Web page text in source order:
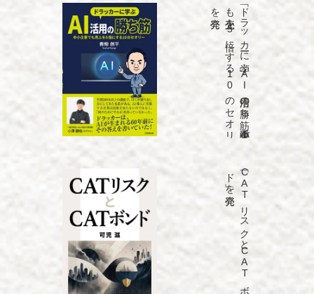
「ド
ラ
ッ
カ
ーに
学ぶ
A
I
活用の
勝ち
筋
中小企業で
も
売上を
5
倍に
す
る
1
0
の
セ
オ
リ
ー」
を
発売
「C
A
T
リ
ス
ク
と
C
A
T
ボ
ン
ド
」を
発売